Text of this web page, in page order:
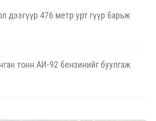
дээгүүр 476 метр урт гүүр барьж
тонн АИ-92 бензинийг буулгаж